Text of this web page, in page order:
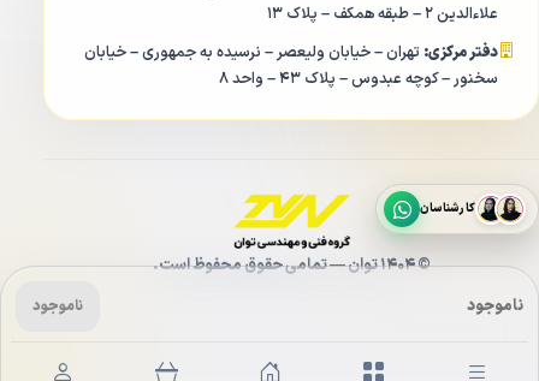
در دوربین مداربسته تحت شبکه برای تامین برق می توان از
طریق همان کابل شبکه و سوییچ POE اقدام کرد. ایرادی که به
این روش وارد است محدودیت در متراژ است.
تا ۸۰۰ متر افزایش داد.
علاءالدین ۲ – طبقه همکف – پلاک ۱۳
دفتر مرکزی: تهران – خیابان ولیعصر – نرسیده به جمهوری – خیابان
سخنور – کوچه عبدوس – پلاک ۴۳ – واحد ۸
© ۱۴۰۴ توان — تمامی حقوق محفوظ است.
کارشناسان
ناموجود ناموجود